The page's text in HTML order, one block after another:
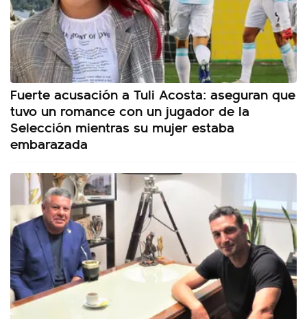
Fuerte acusación a Tuli Acosta: aseguran que
tuvo un romance con un jugador de la
Selección mientras su mujer estaba
embarazada